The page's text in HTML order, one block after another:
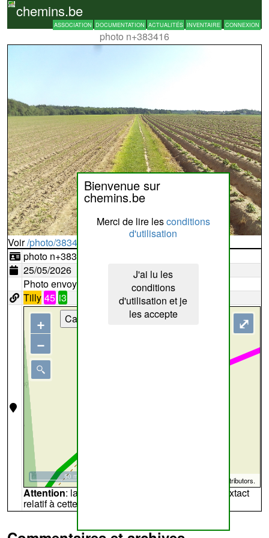
chemins.be
ASSOCIATION DOCUMENTATION ACTUALITÉS INVENTAIRE CONNEXION
photo n+383416
Bienvenue sur
chemins.be
Merci de lire lesconditions
d'utilisation
J'ai lu les
conditions
d'utilisation et je
les accepte
Voir/photo/383416?typ=d
photo n+383416
25/05/2026
Photo envoyée par
Lemon
Tilly 45 i3
contributors.
50 m
+
−
⤢
Cartes
Attention: la carte peut ne pas refléter l'endroit extact
relatif à cette archive